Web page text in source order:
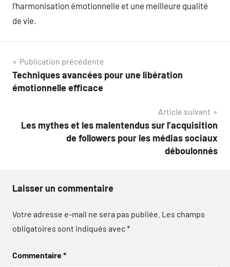
l’harmonisation émotionnelle et une meilleure qualité
de vie.
Navigation
de
Publication précédente
Techniques avancées pour une libération
émotionnelle efficace
Article suivant
Les mythes et les malentendus sur l’acquisition
de followers pour les médias sociaux
déboulonnés
Laisser un commentaire
Votre adresse e-mail ne sera pas publiée. Les champs
obligatoires sont indiqués avec*
Commentaire*